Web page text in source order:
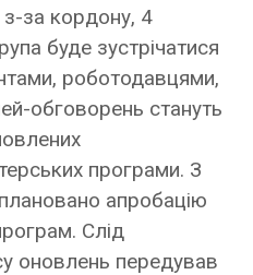
з-за кордону, 4
буде зустрічатися
роботодавцями,
обговорень стануть
програми. З
апробацію
Слід
оновлень передував